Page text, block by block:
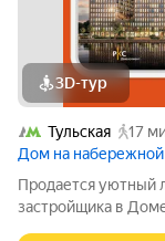
3D-тур
Тульская
17
Дом на
Продается уютный
застройщика в